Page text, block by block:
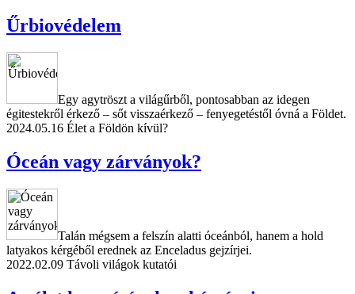
Űrbiovédelem
Egy agytröszt a világűrből, pontosabban az idegen
égitestekről érkező – sőt visszaérkező – fenyegetéstől óvná a Földet.
2024.05.16 Élet a Földön kívül?
Óceán vagy zárványok?
Talán mégsem a felszín alatti óceánból, hanem a hold
latyakos kérgéből erednek az Enceladus gejzírjei.
2022.02.09 Távoli világok kutatói